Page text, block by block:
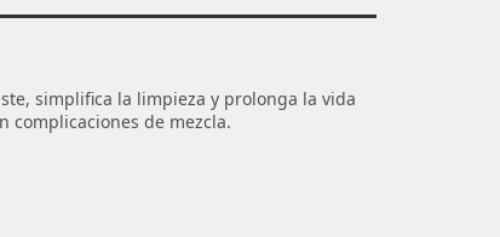
simplifica la limpieza y prolonga la vida
complicaciones de mezcla.